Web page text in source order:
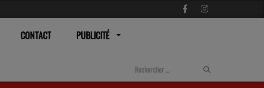
CONTACT PUBLICITÉ